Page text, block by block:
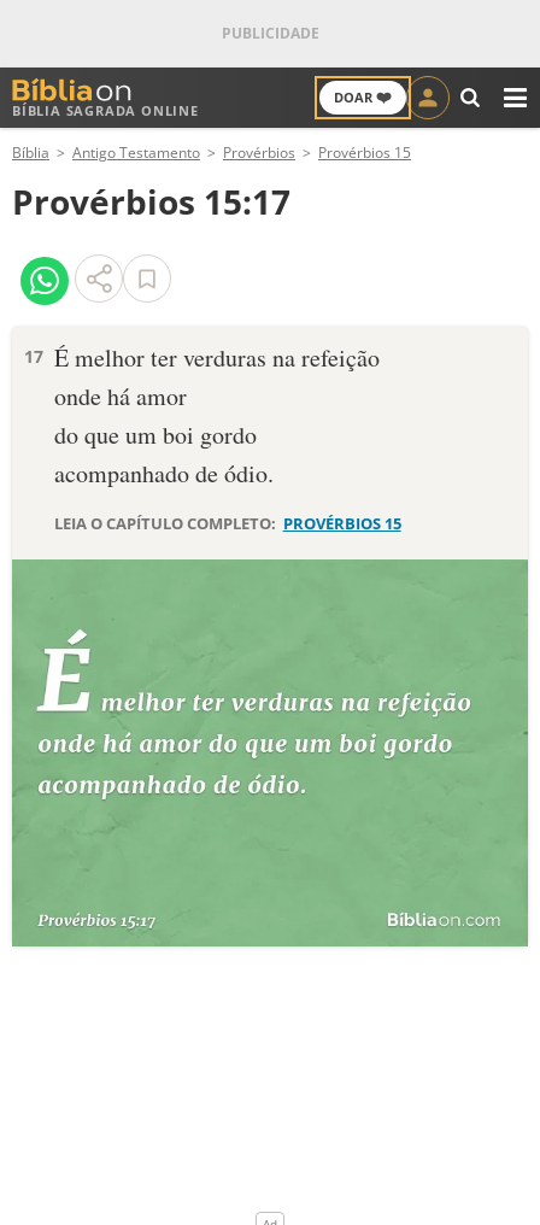
BÍBLIA SAGRADA ONLINE
DOAR ❤️
ANTIGO TESTAMENTO
NOVO TESTAMENTO
VERSÍCULOS
VERSÍCULO DO DIA
PALAVRA DO DIA
SALMO DO DIA
DEVOCIONAL DIÁRIO
ESTUDOS BÍBLICOS
ESBOÇOS DE PREGAÇÃO
PERGUNTE À BÍBLIA
QUEM SOMOS
Bíblia Antigo Testamento Provérbios Provérbios 15
Provérbios 15:17
17 É melhor ter verduras na refeição
onde há amor
do que um boi gordo
acompanhado de ódio.
LEIA O CAPÍTULO COMPLETO: PROVÉRBIOS 15